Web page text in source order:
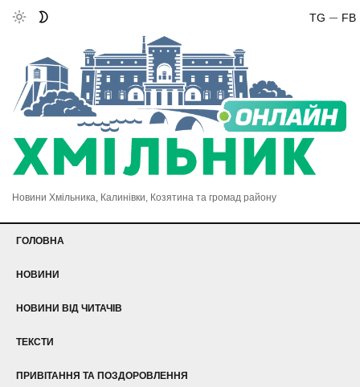
FB
TG
Новини Хмільника, Калинівки, Козятина та громад району
ГОЛОВНА
НОВИНИ
НОВИНИ ВІД ЧИТАЧІВ
ТЕКСТИ
ПРИВІТАННЯ ТА ПОЗДОРОВЛЕННЯ